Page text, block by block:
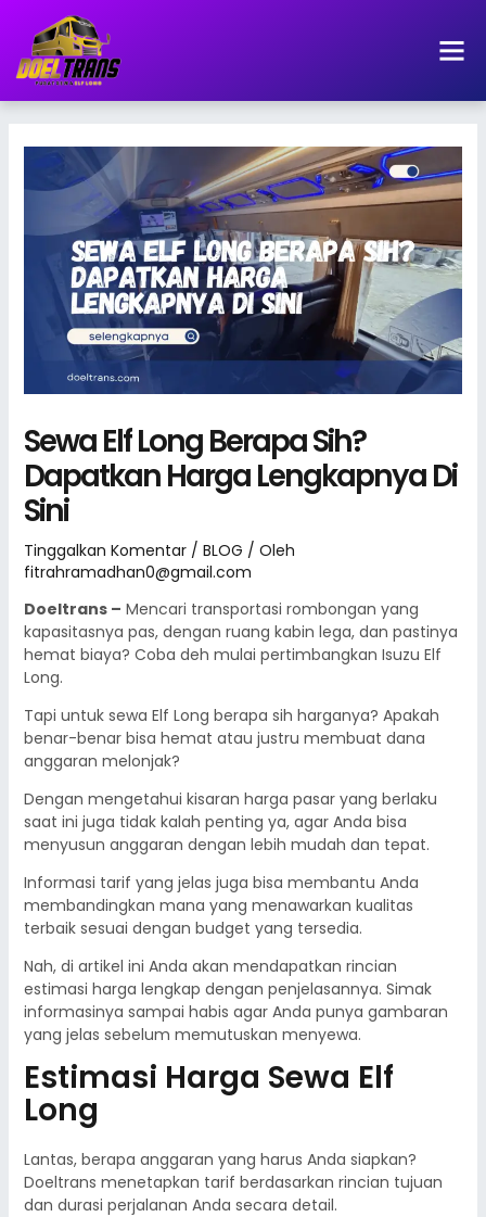
konten
Sewa Elf Long Berapa Sih?
Dapatkan Harga Lengkapnya Di
Sini
Tinggalkan Komentar / BLOG / Oleh
fitrahramadhan0@gmail.com
Doeltrans – Mencari transportasi rombongan yang
kapasitasnya pas, dengan ruang kabin lega, dan pastinya
hemat biaya? Coba deh mulai pertimbangkan Isuzu Elf
Long.
Tapi untuk sewa Elf Long berapa sih harganya? Apakah
benar-benar bisa hemat atau justru membuat dana
anggaran melonjak?
Dengan mengetahui kisaran harga pasar yang berlaku
saat ini juga tidak kalah penting ya, agar Anda bisa
menyusun anggaran dengan lebih mudah dan tepat.
Informasi tarif yang jelas juga bisa membantu Anda
membandingkan mana yang menawarkan kualitas
terbaik sesuai dengan budget yang tersedia.
Nah, di artikel ini Anda akan mendapatkan rincian
estimasi harga lengkap dengan penjelasannya. Simak
informasinya sampai habis agar Anda punya gambaran
yang jelas sebelum memutuskan menyewa.
Estimasi Harga Sewa Elf
Long
Lantas, berapa anggaran yang harus Anda siapkan?
Doeltrans menetapkan tarif berdasarkan rincian tujuan
dan durasi perjalanan Anda secara detail.